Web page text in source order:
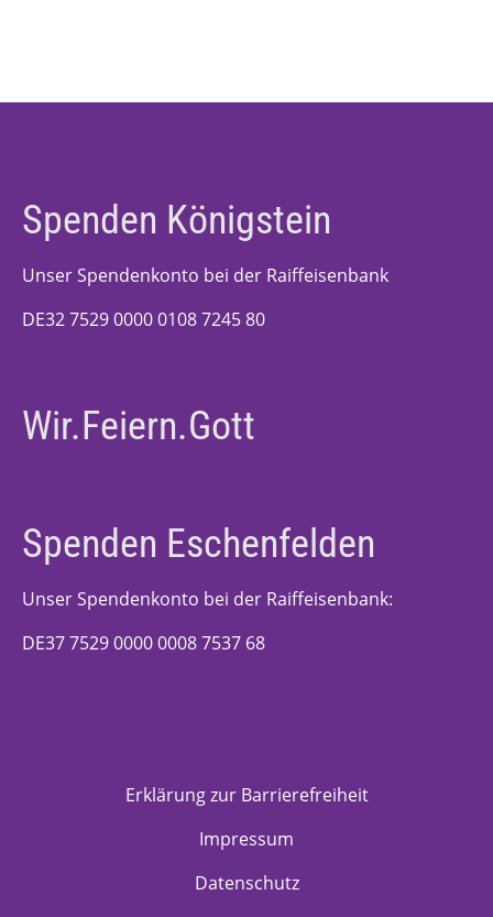
Spenden Königstein
Unser Spendenkonto bei der Raiffeisenbank
DE32 7529 0000 0108 7245 80
Wir.Feiern.Gott
Spenden Eschenfelden
Unser Spendenkonto bei der Raiffeisenbank:
DE37 7529 0000 0008 7537 68
Erklärung zur Barrierefreiheit
Impressum
Datenschutz